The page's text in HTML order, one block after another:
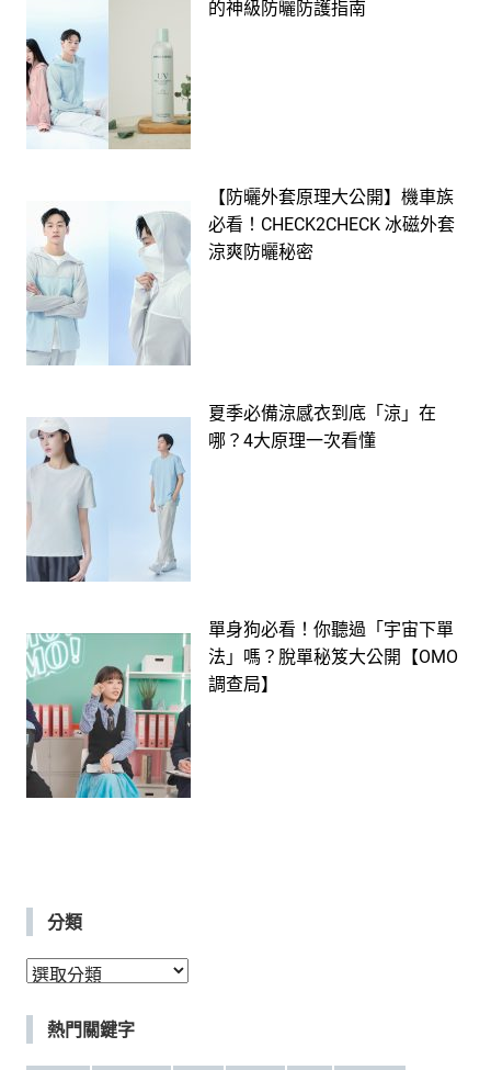
的神級防曬防護指南
【防曬外套原理大公開】機車族
必看！CHECK2CHECK 冰磁外套
涼爽防曬秘密
夏季必備涼感衣到底「涼」在
哪？4大原理一次看懂
單身狗必看！你聽過「宇宙下單
法」嗎？脫單秘笈大公開【OMO
調查局】
分類
分
熱門關鍵字